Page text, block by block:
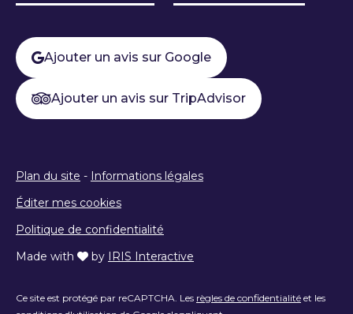
Ajouter un avis sur Google
Ajouter un avis sur TripAdvisor
Plan du site - Informations légales
Éditer mes cookies
Politique de confidentialité
Made with
by IRIS Interactive
Ce site est protégé par reCAPTCHA. Les règles de confidentialité et les